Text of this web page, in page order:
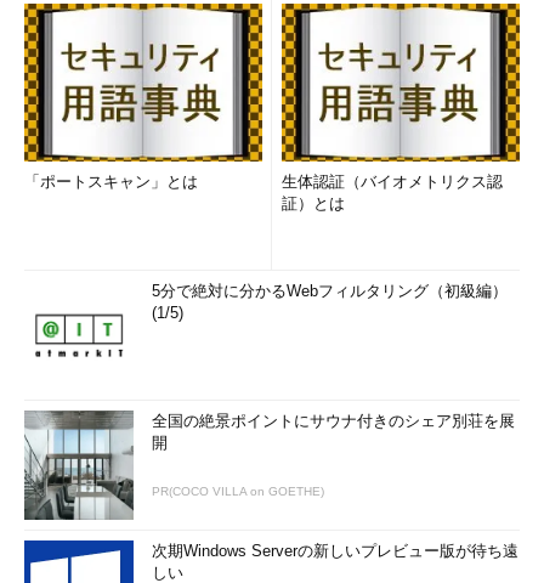
「ポートスキャン」とは
生体認証（バイオメトリクス認
証）とは
5分で絶対に分かるWebフィルタリング（初級編）
(1/5)
全国の絶景ポイントにサウナ付きのシェア別荘を展
開
PR(COCO VILLA on GOETHE)
次期Windows Serverの新しいプレビュー版が待ち遠
しい